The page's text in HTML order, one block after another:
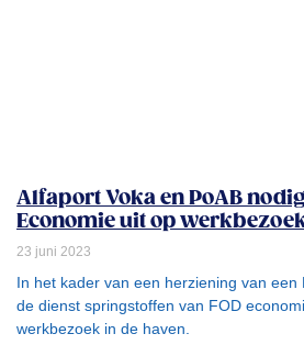
Alfaport Voka en PoAB
Economie uit op
23 juni 2023
In het kader van een herziening van een
de dienst springstoffen van FOD
werkbezoek in de haven.